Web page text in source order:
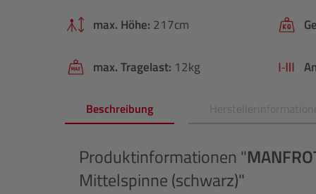
max. Höhe: 217cm
max. Tragelast: 12kg
Beschreibung
Produktinformationen "
Mittelspinne (schwarz)"